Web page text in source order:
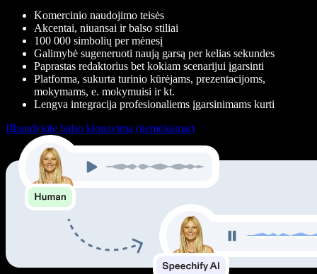
Komercinio naudojimo teisės
Akcentai, niuansai ir balso stiliai
100 000 simbolių per mėnesį
Galimybė sugeneruoti naują garsą per kelias sekundes
Paprastas redaktorius bet kokiam scenarijui įgarsinti
Platforma, sukurta turinio kūrėjams, prezentacijoms,
mokymams, e. mokymuisi ir kt.
Lengva integracija profesionaliems įgarsinimams kurti
Išbandykite balso klonavimą (nemokamai)